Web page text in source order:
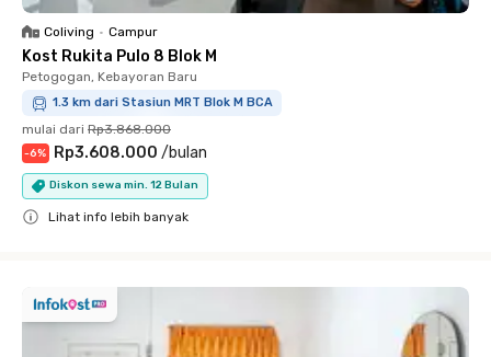
Coliving • Campur
Kost Rukita Pulo 8 Blok M
Petogogan, Kebayoran Baru
1.3 km dari Stasiun MRT Blok M BCA
mulai dari Rp3.868.000
-6% Rp3.608.000 /bulan
Diskon sewa min. 12 Bulan
Lihat info lebih banyak